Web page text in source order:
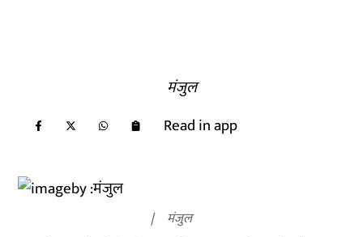
मंजुल
Read in app
मंजुल